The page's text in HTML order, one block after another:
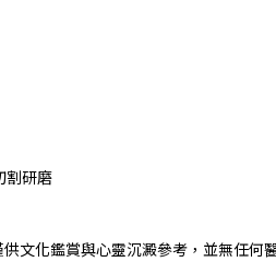
割研磨
文化鑑賞與心靈沉澱參考，並無任何